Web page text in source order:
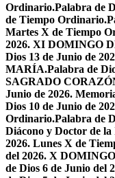
Ordinario.Palabra de
de Tiempo Ordinario.
Martes X de Tiempo
2026. XI DOMINGO
Dios 13 de Junio de
MARÍA.Palabra de
SAGRADO
Junio de 2026.
Dios 10 de Junio de
Ordinario.Palabra de
Diácono y Doctor de la
2026. Lunes X de
del 2026. X
de Dios 6 de Junio del